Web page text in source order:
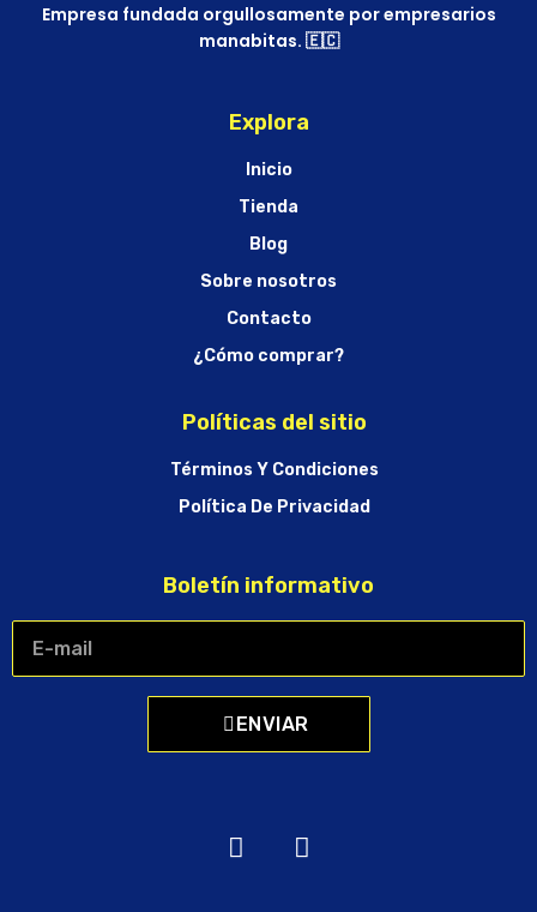
Empresa fundada orgullosamente por empresarios
manabitas. 🇪🇨
Explora
Inicio
Tienda
Blog
Sobre nosotros
Contacto
¿Cómo comprar?
Políticas del sitio
Términos Y Condiciones
Política De Privacidad
Boletín informativo
ENVIAR